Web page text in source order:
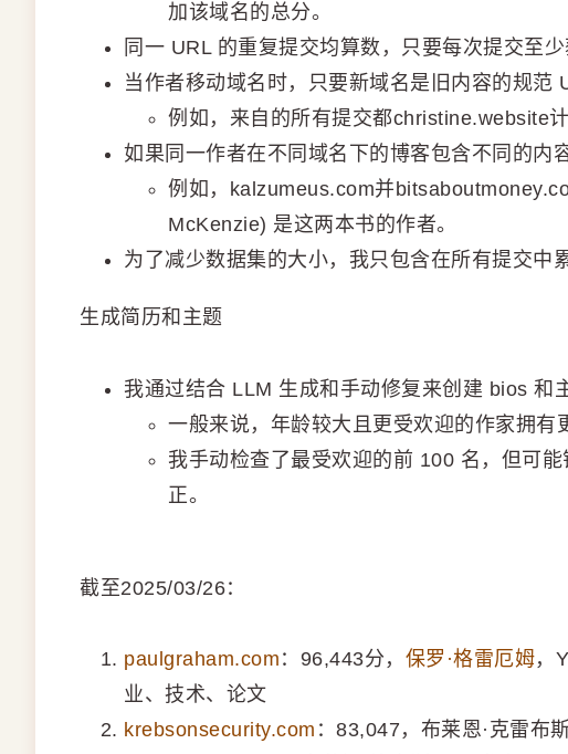
加该域名的总分。
同一 URL 的重复提交均算数，只要每次提交至少
当作者移动域名时，只要新域名是旧内容的规范
例如，来自的所有提交都christine.website
如果同一作者在不同域名下的博客包含不同的内
例如，kalzumeus.com并
McKenzie) 是这两本书的作者。
为了减少数据集的大小，我只包含在所有提交中
生成简历和主题
我通过结合 LLM 生成和手动修复来创建 bios 和
一般来说，年龄较大且更受欢迎的作家拥有
我手动检查了最受欢迎的前 100 名，但可
正。
截至2025/03/26：
paulgraham.com ：96,443分， 保罗·格雷厄姆，
业、技术、论文
krebsonsecurity.com ：83,047，布莱恩·克雷布